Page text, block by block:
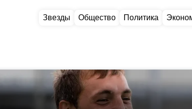
Звезды Общество Политика